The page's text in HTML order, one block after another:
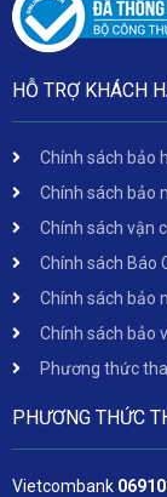
HỖ TRỢ KHÁCH
Chính sách bảo
Chính sách bảo
Chính sách vận
Chính sách Báo
Chính sách bảo
Chính sách bảo
Phương thức
PHƯƠNG THỨC
Vietcombank 06